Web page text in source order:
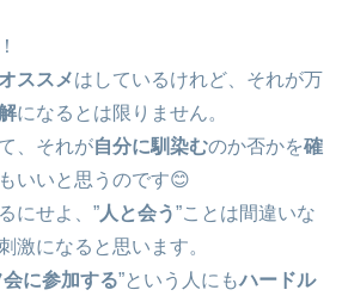
ススメはしているけれど、それが万
になるとは限りません。
、それが自分に馴染むのか否かを確
いいと思うのです😊
にせよ、”人と会う”ことは間違いな
激になると思います。
に参加する”という人にもハードル